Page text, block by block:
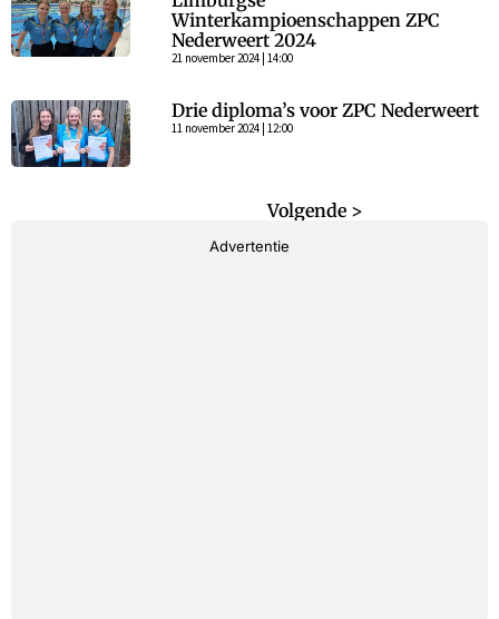
Winterkampioenschappen ZPC
Nederweert 2024
21 november 2024 | 14:00
Drie diploma’s voor ZPC Nederweert
11 november 2024 | 12:00
Volgende >
Advertentie